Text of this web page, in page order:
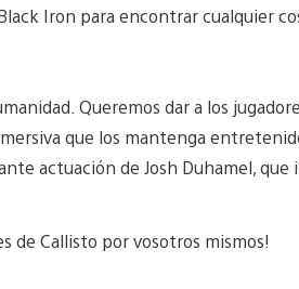
Iron para encontrar cualquier
Queremos dar a los
que los mantenga
actuación de Josh Duhamel, que
de Callisto por vosotros mismos!